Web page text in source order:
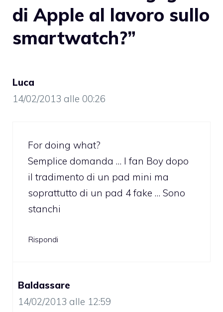
di Apple al lavoro sullo
smartwatch?”
Luca
14/02/2013 alle 00:26
For doing what?
Semplice domanda … I fan Boy dopo
il tradimento di un pad mini ma
soprattutto di un pad 4 fake … Sono
stanchi
Rispondi
Baldassare
14/02/2013 alle 12:59